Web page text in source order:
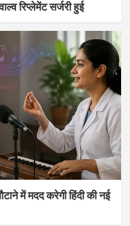
रिप्लेमेंट सर्जरी हुई
में मदद करेगी हिंदी की नई